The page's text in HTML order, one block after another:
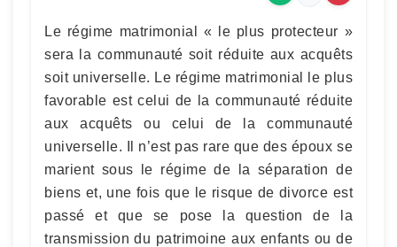
Le régime matrimonial « le plus protecteur »
sera la communauté soit réduite aux acquêts
soit universelle. Le régime matrimonial le plus
favorable est celui de la communauté réduite
aux acquêts ou celui de la communauté
universelle. Il n’est pas rare que des époux se
marient sous le régime de la séparation de
biens et, une fois que le risque de divorce est
passé et que se pose la question de la
transmission du patrimoine aux enfants ou de